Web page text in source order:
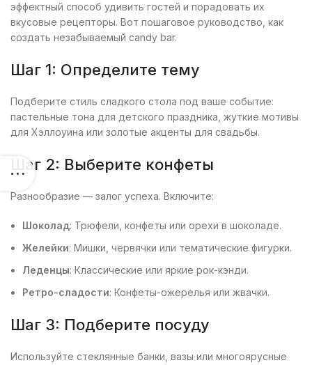
эффектный способ удивить гостей и порадовать их
вкусовые рецепторы. Вот пошаговое руководство, как
создать незабываемый candy bar.
Шаг 1: Определите тему
Подберите стиль сладкого стола под ваше событие:
пастельные тона для детского праздника, жуткие мотивы
для Хэллоуина или золотые акценты для свадьбы.
Шаг 2: Выберите конфеты
Разнообразие — залог успеха. Включите:
Шоколад: Трюфели, конфеты или орехи в шоколаде.
Желейки: Мишки, червячки или тематические фигурки.
Леденцы: Классические или яркие рок-кэнди.
Ретро-сладости: Конфеты-ожерелья или жвачки.
Шаг 3: Подберите посуду
Используйте стеклянные банки, вазы или многоярусные